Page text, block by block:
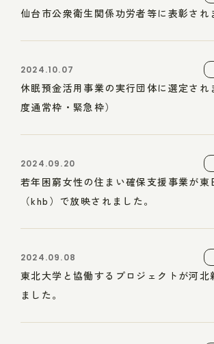
仙台市公衆衛生関係功労者等に表彰され
2024.10.07
休眠預金活用事業の実行団体に選定され
度通常枠・緊急枠）
2024.09.20
若年困窮女性の住まい確保支援事業が東
（khb）で放映されました。
2024.09.08
東北大学と協働するプロジェクトが河北
ました。